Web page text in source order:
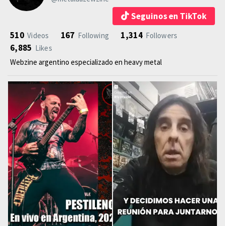
Seguinos en TikTok
510 Videos 167 Following 1,314 Followers
6,885 Likes
Webzine argentino especializado en heavy metal